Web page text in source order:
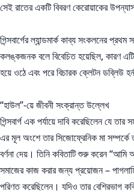
সেই রাতের একটি বিবরণ কেরোয়াকের
গিন্সবার্গের ল্যান্ডমার্ক কাব্য সংকলনের
কলঙ্কজনক বলে বিবেচিত হয়েছিল, কারণ
হয়ে ওঠে এবং পরে বিচারক ক্লেটন ডব্লিউ
“হাউল”-য়ে জীবনী সংক্রান্ত উল্লেখ
গিন্সবার্গ এক পর্যায়ে দাবি করেছিলেন যে
এর মূল অংশে তার সিজোফ্রেনিক মা সম্পর্কে
বর্ণনা দেয়। তিনি কবিতাটি শুরু করেন “আমি
সমাজের কাজ করার জন্য প্রয়োজন –
পরিণত করেছিলেন। যদিও তার বেশিরভাগ